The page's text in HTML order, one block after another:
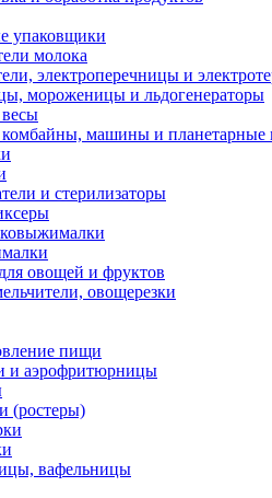
упаковщики
молока
электроперечницы и
мороженицы и льдогенераторы
машины и планетарные
и стерилизаторы
овощей и фруктов
овощерезки
пищи
и аэрофритюрницы
(ростеры)
вафельницы